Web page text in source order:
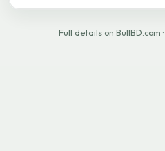
Full details on BullBD.com ·